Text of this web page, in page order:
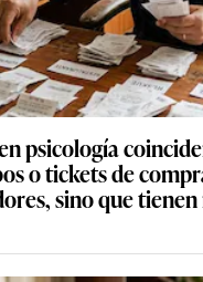
psicología
o tickets de
sino que